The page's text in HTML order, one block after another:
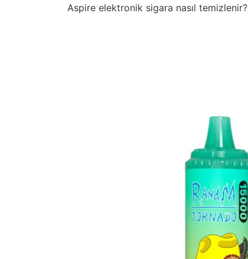
Aspire elektronik sigara nasıl temizlenir?